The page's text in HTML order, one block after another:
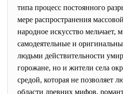
типа процесс постоянного
мере распространения
народное искусство мельчает,
самодеятельные и
людьми действительности
горожане, но и жители села
средой, которая не позволяет
области древних мифов,